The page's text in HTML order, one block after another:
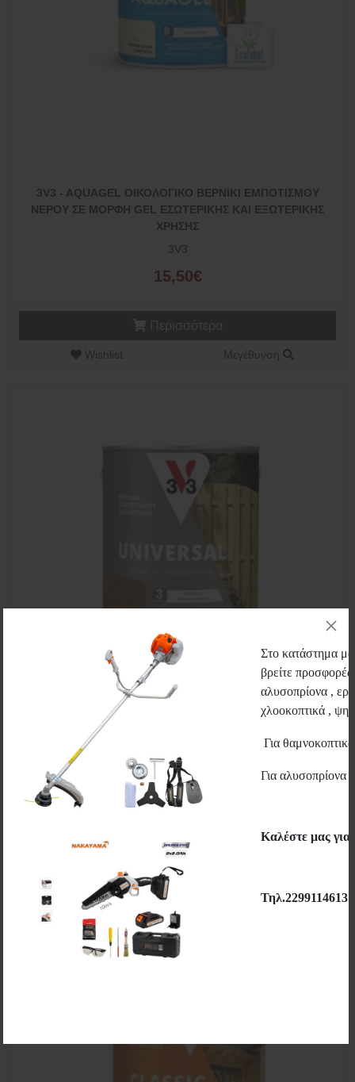
3V3 - AQUAGEL ΟΙΚΟΛΟΓΙΚΟ ΒΕΡΝΙΚΙ ΕΜΠΟΤΙΣΜΟΥ
ΝΕΡΟΥ ΣΕ ΜΟΡΦΗ GEL ΕΣΩΤΕΡΙΚΗΣ ΚΑΙ ΕΞΩΤΕΡΙΚΗΣ
ΧΡΗΣΗΣ
3V3
15,50€
Wishlist Μεγέθυνση
3V3 - UNIVERSAL ΒΕΡΝΙΚΙ ΕΜΠΟΤΙΣΜΟΥ ΝΕΡΟΥ
ΕΣΩΤΕΡΙΚΗΣ ΚΑΙ ΕΞΩΤΕΡΙΚΗΣ ΧΡΗΣΗΣ
3V3
9,90€
Περισσότερα
Wishlist
Στο κατάστημα
βρείτε
αλυσοπρίονα ,
χλοοκοπτικά ,
Για
Για αλυσοπρίονα
Καλέστε μας για
Τηλ.2299114613